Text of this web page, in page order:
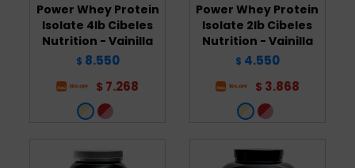
Power Whey Protein
Isolate 4lb Cibeles
Nutrition - Vainilla
$ 8.550
$ 7.268
Power Whey Protein
Isolate 2lb Cibeles
Nutrition - Vainilla
$ 4.550
$ 3.868